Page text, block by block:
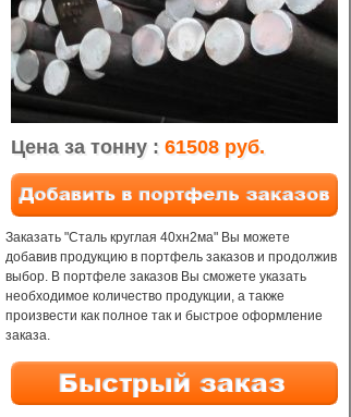
Цена за тонну : 61508 руб.
Заказать "Сталь круглая 40хн2ма" Вы можете
добавив продукцию в портфель заказов и продолжив
выбор. В портфеле заказов Вы сможете указать
необходимое количество продукции, а также
произвести как полное так и быстрое оформление
заказа.